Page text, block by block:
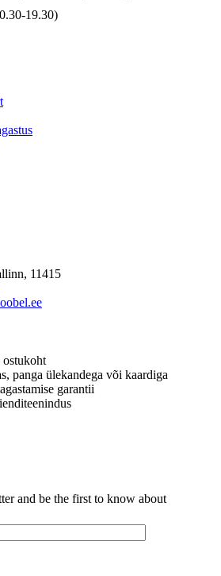
19.30)
11415
ostukoht
panga ülekandega või kaardiga
garantii
and be the first to know about